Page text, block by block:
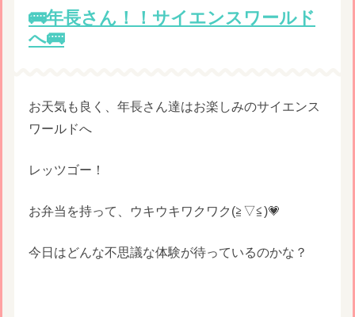
🚌年長さん！！サイエンスワールド
へ🚌
お天気も良く、年長さん達はお楽しみのサイエンス
ワールドへ
レッツゴー！
お弁当を持って、ウキウキワクワク(≧▽≦)💗
今日はどんな不思議な体験が待っているのかな？